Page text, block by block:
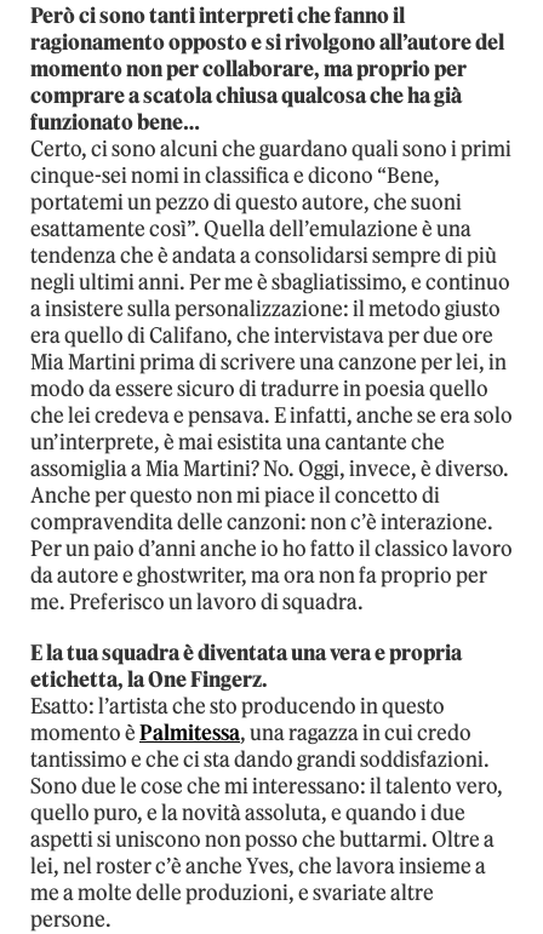
Però ci sono tanti interpreti che fanno il
ragionamento opposto e si rivolgono all’autore del
momento non per collaborare, ma proprio per
comprare a scatola chiusa qualcosa che ha già
funzionato bene…
Certo, ci sono alcuni che guardano quali sono i primi
cinque-sei nomi in classifica e dicono “Bene,
portatemi un pezzo di questo autore, che suoni
esattamente così”. Quella dell’emulazione è una
tendenza che è andata a consolidarsi sempre di più
negli ultimi anni. Per me è sbagliatissimo, e continuo
a insistere sulla personalizzazione: il metodo giusto
era quello di Califano, che intervistava per due ore
Mia Martini prima di scrivere una canzone per lei, in
modo da essere sicuro di tradurre in poesia quello
che lei credeva e pensava. E infatti, anche se era solo
un’interprete, è mai esistita una cantante che
assomiglia a Mia Martini? No. Oggi, invece, è diverso.
Anche per questo non mi piace il concetto di
compravendita delle canzoni: non c’è interazione.
Per un paio d’anni anche io ho fatto il classico lavoro
da autore e ghostwriter, ma ora non fa proprio per
me. Preferisco un lavoro di squadra.
E la tua squadra è diventata una vera e propria
etichetta, la One Fingerz.
Esatto: l’artista che sto producendo in questo
momento èPalmitessa, una ragazza in cui credo
tantissimo e che ci sta dando grandi soddisfazioni.
Sono due le cose che mi interessano: il talento vero,
quello puro, e la novità assoluta, e quando i due
aspetti si uniscono non posso che buttarmi. Oltre a
lei, nel roster c’è anche Yves, che lavora insieme a
me a molte delle produzioni, e svariate altre
persone.